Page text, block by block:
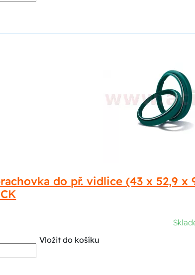
do př. vidlice (43 x 52,9 x
Vložit do košíku